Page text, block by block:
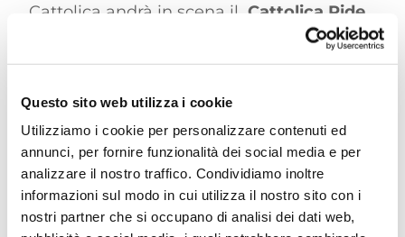
Questo sito web utilizza i cookie
Utilizziamo i cookie per personalizzare contenuti ed
annunci, per fornire funzionalità dei social media e per
analizzare il nostro traffico. Condividiamo inoltre
informazioni sul modo in cui utilizza il nostro sito con i
nostri partner che si occupano di analisi dei dati web,
Cattolica andrà in scena ilCattolica Ride
che animerà, per tutto il giorno, le
principali vie del centro città.
settembre:
– Scuola MiniMoto autorizzata dalla
Federazione Italiana Moto , piazza Primo
Maggio dalle 16,30 alle 20:30;
– Rider Talk con i piloti del Motomondiale
intervistati da Rosario Triolo, Mattia Pasini